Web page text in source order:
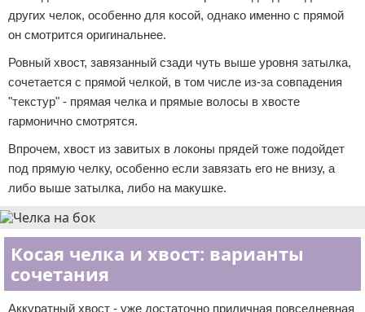
других челок, особенно для косой, однако именно с прямой
он смотрится оригинальнее.
Ровный хвост, завязанный сзади чуть выше уровня затылка,
сочетается с прямой челкой, в том числе из-за совпадения
"текстур" - прямая челка и прямые волосы в хвосте
гармонично смотрятся.
Впрочем, хвост из завитых в локоны прядей тоже подойдет
под прямую челку, особенно если завязать его не внизу, а
либо выше затылка, либо на макушке.
Косая челка и хвост: варианты
сочетания
Аккуратный хвост - уже достаточно приличная повседневная